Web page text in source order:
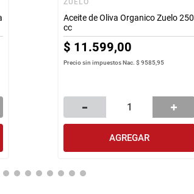
ZUELO
Aceite de Oliva Organico Zuelo 250
cc
$ 11.599,00
Precio sin impuestos Nac.$ 9585,95
AGREGAR